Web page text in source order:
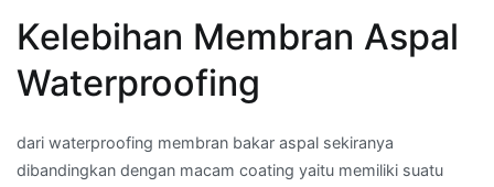
Kelebihan Membran Aspal
Waterproofing
dari waterproofing membran bakar aspal sekiranya
dibandingkan dengan macam coating yaitu memiliki suatu